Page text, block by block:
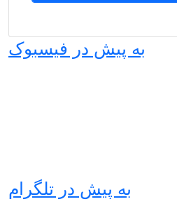
به پیش در فیسبوک
به پیش در تلگرام